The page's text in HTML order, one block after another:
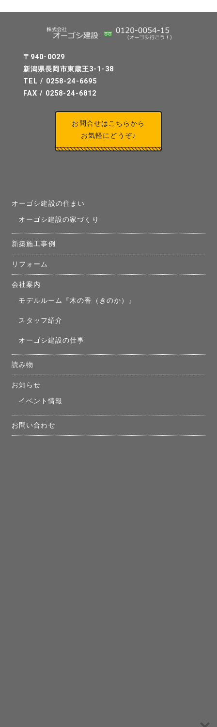
〒940-0029
新潟県長岡市東蔵王3-1-38
TEL / 0258-24-6695
FAX / 0258-24-6812
お問合せはこちらから
お気軽にどうぞ♪
オーゴシ建設の住まい
オーゴシ建設の家づくり
新築施工事例
リフォーム
会社案内
モデルルーム『木の香（きのか）』
スタッフ紹介
オーゴシ建設の仕事
読み物
お知らせ
イベント情報
お問い合わせ